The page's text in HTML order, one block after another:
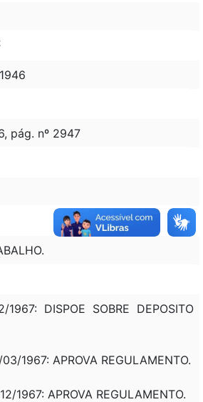
pág. nº 2947
DISPOE SOBRE DEPOSITO
1967: APROVA REGULAMENTO.
1967: APROVA REGULAMENTO.